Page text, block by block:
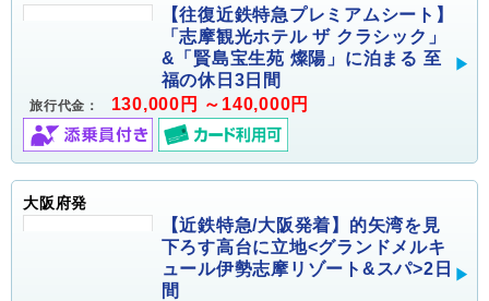
【往復近鉄特急プレミアムシート】
「志摩観光ホテル ザ クラシック」
&「賢島宝生苑 燦陽」に泊まる 至
福の休日3日間
旅行代金： 130,000円 ～140,000円
大阪府発
【近鉄特急/大阪発着】的矢湾を見
下ろす高台に立地<グランドメルキ
ュール伊勢志摩リゾート&スパ>2日
間